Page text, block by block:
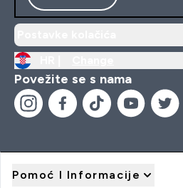
Povežite se s nama
Pomoć I Informacije